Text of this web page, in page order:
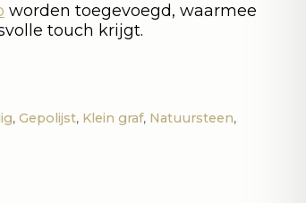
worden toegevoegd, waarmee
touch krijgt.
, Gepolijst, Klein graf, Natuursteen,